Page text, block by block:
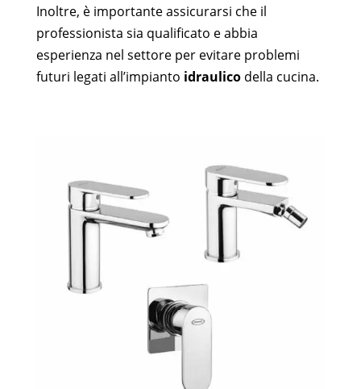
Inoltre, è importante assicurarsi che il
professionista sia qualificato e abbia
esperienza nel settore per evitare problemi
futuri legati all’impianto idraulico della cucina.